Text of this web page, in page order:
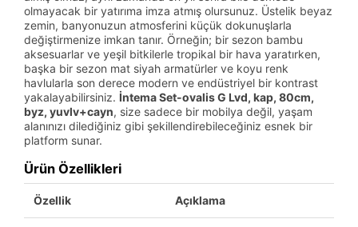
olmayacak bir yatırıma imza atmış olursunuz. Üstelik beyaz
zemin, banyonuzun atmosferini küçük dokunuşlarla
değiştirmenize imkan tanır. Örneğin; bir sezon bambu
aksesuarlar ve yeşil bitkilerle tropikal bir hava yaratırken,
başka bir sezon mat siyah armatürler ve koyu renk
havlularla son derece modern ve endüstriyel bir kontrast
yakalayabilirsiniz. İntema Set-ovalis G Lvd, kap, 80cm,
byz, yuvlv+cayn, size sadece bir mobilya değil, yaşam
alanınızı dilediğiniz gibi şekillendirebileceğiniz esnek bir
platform sunar.
Ürün Özellikleri
Özellik Açıklama